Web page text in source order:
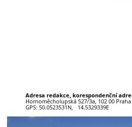
Adresa redakce, korespondenční
Hornoměcholupská 527/3a, 102 00
GPS: 50.0523531N, 14.5329339E